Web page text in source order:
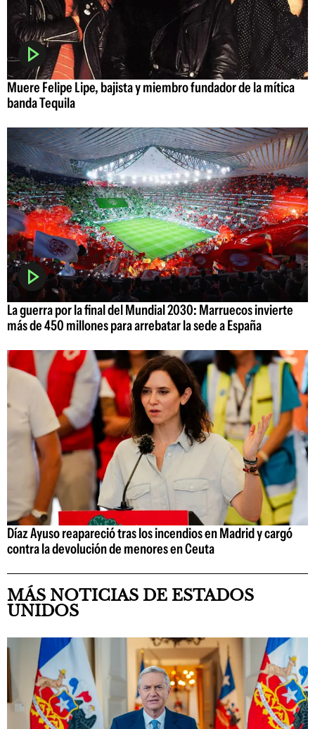
Muere Felipe Lipe, bajista y miembro fundador de la mítica
banda Tequila
La guerra por la final del Mundial 2030: Marruecos invierte
más de 450 millones para arrebatar la sede a España
Díaz Ayuso reapareció tras los incendios en Madrid y cargó
contra la devolución de menores en Ceuta
MÁS NOTICIAS DE ESTADOS
UNIDOS